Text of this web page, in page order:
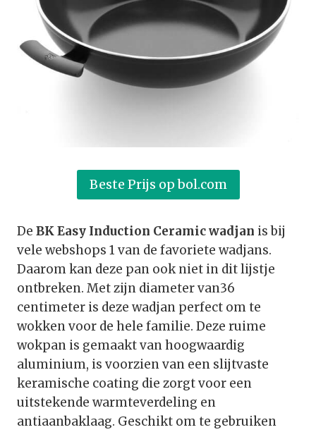
Beste Prijs op bol.com
De BK Easy Induction Ceramic wadjan is bij
vele webshops 1 van de favoriete wadjans.
Daarom kan deze pan ook niet in dit lijstje
ontbreken. Met zijn diameter van36
centimeter is deze wadjan perfect om te
wokken voor de hele familie. Deze ruime
wokpan is gemaakt van hoogwaardig
aluminium, is voorzien van een slijtvaste
keramische coating die zorgt voor een
uitstekende warmteverdeling en
antiaanbaklaag. Geschikt om te gebruiken